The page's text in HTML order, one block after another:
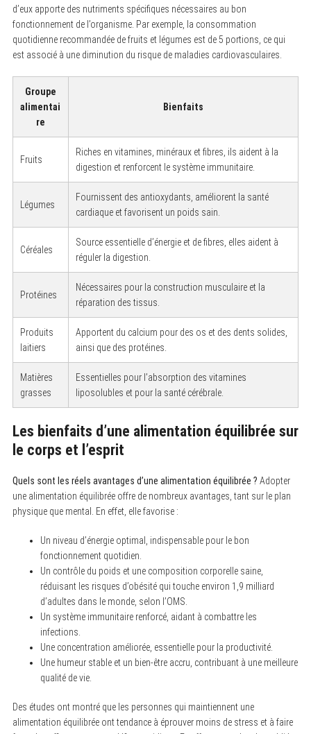
d’eux apporte des nutriments spécifiques nécessaires au bon
fonctionnement de l’organisme. Par exemple, la consommation
quotidienne recommandée de fruits et légumes est de 5 portions, ce qui
est associé à une diminution du risque de maladies cardiovasculaires.
Groupe
alimentai
re
Bienfaits
Fruits
Riches en vitamines, minéraux et fibres, ils aident à la
digestion et renforcent le système immunitaire.
Légumes
Fournissent des antioxydants, améliorent la santé
cardiaque et favorisent un poids sain.
Céréales
Source essentielle d’énergie et de fibres, elles aident à
réguler la digestion.
Protéines
Nécessaires pour la construction musculaire et la
réparation des tissus.
Produits
laitiers
Apportent du calcium pour des os et des dents solides,
ainsi que des protéines.
Matières
grasses
Essentielles pour l’absorption des vitamines
liposolubles et pour la santé cérébrale.
Les bienfaits d’une alimentation équilibrée sur
le corps et l’esprit
Quels sont les réels avantages d’une alimentation équilibrée ? Adopter
une alimentation équilibrée offre de nombreux avantages, tant sur le plan
physique que mental. En effet, elle favorise :
Un niveau d’énergie optimal, indispensable pour le bon
fonctionnement quotidien.
Un contrôle du poids et une composition corporelle saine,
réduisant les risques d’obésité qui touche environ 1,9 milliard
d’adultes dans le monde, selon l’OMS.
Un système immunitaire renforcé, aidant à combattre les
infections.
Une concentration améliorée, essentielle pour la productivité.
Une humeur stable et un bien-être accru, contribuant à une meilleure
qualité de vie.
Des études ont montré que les personnes qui maintiennent une
alimentation équilibrée ont tendance à éprouver moins de stress et à faire
a
r
f
o